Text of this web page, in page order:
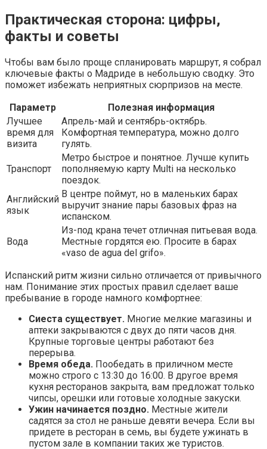
Практическая сторона: цифры,
факты и советы
Чтобы вам было проще спланировать маршрут, я собрал
ключевые факты о Мадриде в небольшую сводку. Это
поможет избежать неприятных сюрпризов на месте.
Параметр
Полезная информация
Лучшее
время для
визита
Апрель-май и сентябрь-октябрь.
Комфортная температура, можно долго
гулять.
Транспорт
Метро быстрое и понятное. Лучше купить
пополняемую карту Multi на несколько
поездок.
Английский
язык
В центре поймут, но в маленьких барах
выручит знание пары базовых фраз на
испанском.
Вода
Из-под крана течет отличная питьевая вода.
Местные гордятся ею. Просите в барах
«vaso de agua del grifo».
Испанский ритм жизни сильно отличается от привычного
нам. Понимание этих простых правил сделает ваше
пребывание в городе намного комфортнее:
Сиеста существует. Многие мелкие магазины и
аптеки закрываются с двух до пяти часов дня.
Крупные торговые центры работают без
перерыва.
Время обеда. Пообедать в приличном месте
можно строго с 13:30 до 16:00. В другое время
кухня ресторанов закрыта, вам предложат только
чипсы, орешки или готовые холодные закуски.
Ужин начинается поздно. Местные жители
садятся за стол не раньше девяти вечера. Если вы
придете в ресторан в семь, вы будете ужинать в
пустом зале в компании таких же туристов.